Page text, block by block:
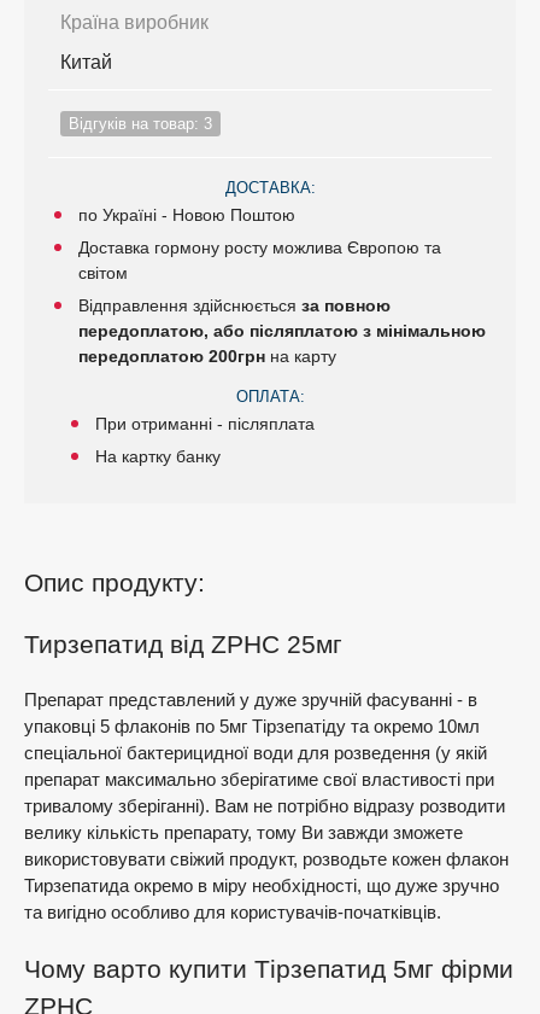
Країна виробник
Китай
Відгуків на товар: 3
ДОСТАВКА:
по Україні - Новою Поштою
Доставка гормону росту можлива Європою та
світом
Відправлення здійснюється за повною
передоплатою, або післяплатою з мінімальною
передоплатою 200грн на карту
ОПЛАТА:
При отриманні - післяплата
На картку банку
Опис продукту:
Тирзепатид від ZPHC 25мг
Препарат представлений у дуже зручній фасуванні - в
упаковці 5 флаконів по 5мг Тірзепатіду та окремо 10мл
спеціальної бактерицидної води для розведення (у якій
препарат максимально зберігатиме свої властивості при
тривалому зберіганні). Вам не потрібно відразу розводити
велику кількість препарату, тому Ви завжди зможете
використовувати свіжий продукт, розводьте кожен флакон
Тирзепатида окремо в міру необхідності, що дуже зручно
та вигідно особливо для користувачів-початківців.
Чому варто купити Тірзепатид 5мг фірми
ZPHC